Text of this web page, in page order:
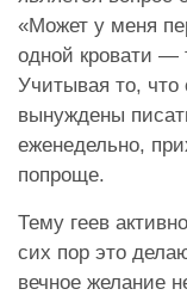
«Может у меня
одной кровати —
Учитывая то,
вынуждены
еженедельно,
попроще.
Тему геев
сих пор это
вечное желание